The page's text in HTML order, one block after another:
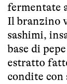
fermentate
Il branzino
sashimi,
base di
estratto
condite con